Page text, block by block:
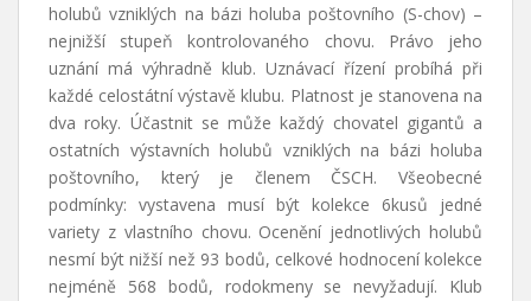
holubů vzniklých na bázi holuba poštovního (S-chov) –
nejnižší stupeň kontrolovaného chovu. Právo jeho
uznání má výhradně klub. Uznávací řízení probíhá při
každé celostátní výstavě klubu. Platnost je stanovena na
dva roky. Účastnit se může každý chovatel gigantů a
ostatních výstavních holubů vzniklých na bázi holuba
poštovního, který je členem ČSCH. Všeobecné
podmínky: vystavena musí být kolekce 6kusů jedné
variety z vlastního chovu. Ocenění jednotlivých holubů
nesmí být nižší než 93 bodů, celkové hodnocení kolekce
nejméně 568 bodů, rodokmeny se nevyžadují. Klub